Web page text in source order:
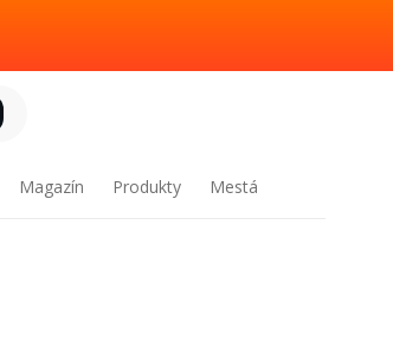
Magazín Produkty Mestá